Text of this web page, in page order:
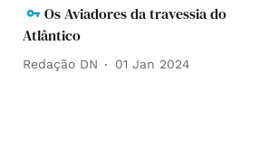
Os Aviadores da travessia do
Atlântico
Redação DN 01 Jan 2024